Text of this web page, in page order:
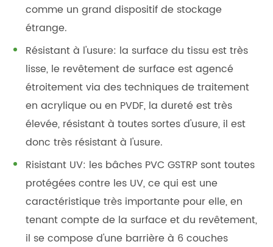
comme un grand dispositif de stockage
étrange.
Résistant à l'usure: la surface du tissu est très
lisse, le revêtement de surface est agencé
étroitement via des techniques de traitement
en acrylique ou en PVDF, la dureté est très
élevée, résistant à toutes sortes d'usure, il est
donc très résistant à l'usure.
Risistant UV: les bâches PVC GSTRP sont toutes
protégées contre les UV, ce qui est une
caractéristique très importante pour elle, en
tenant compte de la surface et du revêtement,
il se compose d'une barrière à 6 couches